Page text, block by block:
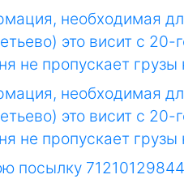
необходимая
это висит с
не пропускает грузы
необходимая
это висит с
не пропускает грузы
посылку